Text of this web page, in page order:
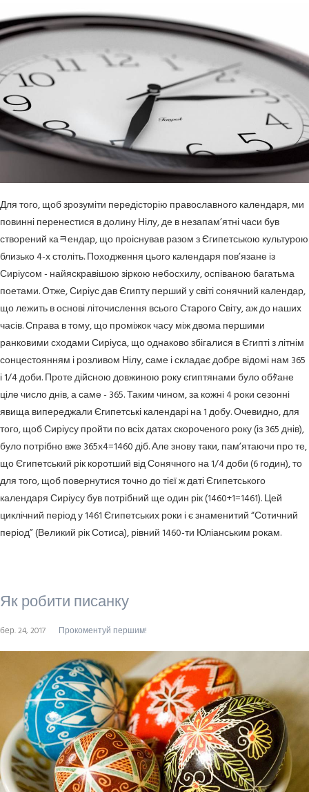
Для того, щоб зрозуміти передісторію православного календаря, ми
повинні перенестися в долину Нілу, де в незапам’ятні часи був
створений каﾻендар, що проіснував разом з Єгипетською культурою
близько 4-х століть. Походження цього календаря пов’язане із
Сиріусом - найяскравішою зіркою небосхилу, оспіваною багатьма
поетами. Отже, Сиріус дав Єгипту перший у світі сонячний календар,
що лежить в основі літочислення всього Старого Світу, аж до наших
часів. Справа в тому, що проміжок часу між двома першими
ранковими сходами Сиріуса, що однаково збігалися в Єгипті з літнім
сонцестоянням і розливом Нілу, саме і складає добре відомі нам 365
і 1/4 доби. Проте дійсною довжиною року єгиптянами було обﾀане
ціле число днів, а саме - 365. Таким чином, за кожні 4 роки сезонні
явища випереджали Єгипетські календарі на 1 добу. Очевидно, для
того, щоб Сиріусу пройти по всіх датах скороченого року (із 365 днів),
було потрібно вже 365х4=1460 діб. Але знову таки, пам’ятаючи про те,
що Єгипетський рік коротший від Сонячного на 1/4 доби (6 годин), то
для того, щоб повернутися точно до тієї ж даті Єгипетського
календаря Сиріусу був потрібний ще один рік (1460+1=1461). Цей
циклічний період у 1461 Єгипетських роки і є знаменитий “Сотичний
період” (Великий рік Сотиса), рівний 1460-ти Юліанським рокам.
Як робити писанку
бер. 24, 2017 Прокоментуй першим!